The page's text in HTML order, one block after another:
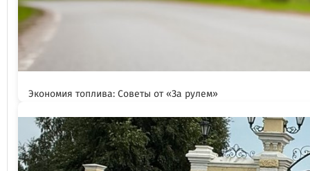
Экономия топлива: Советы от «За рулем»